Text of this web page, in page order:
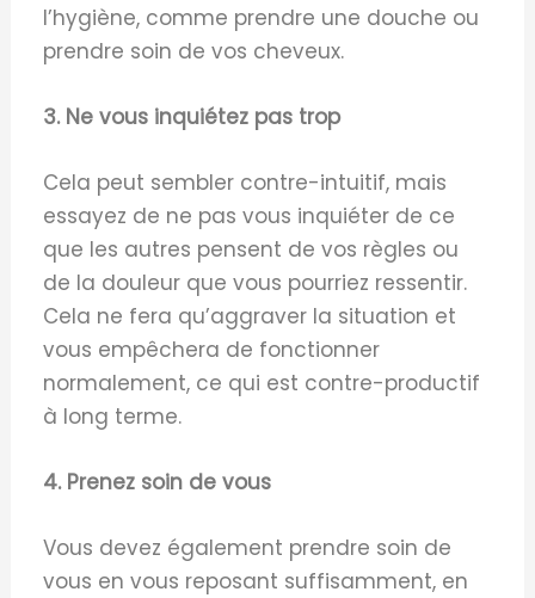
l’hygiène, comme prendre une douche ou
prendre soin de vos cheveux.
3. Ne vous inquiétez pas trop
Cela peut sembler contre-intuitif, mais
essayez de ne pas vous inquiéter de ce
que les autres pensent de vos règles ou
de la douleur que vous pourriez ressentir.
Cela ne fera qu’aggraver la situation et
vous empêchera de fonctionner
normalement, ce qui est contre-productif
à long terme.
4. Prenez soin de vous
Vous devez également prendre soin de
vous en vous reposant suffisamment, en